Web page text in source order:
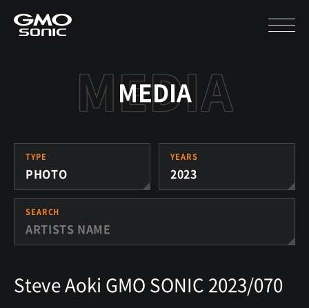
MEDIA
TYPE
PHOTO
YEARS
2023
SEARCH
Steve Aoki GMO SONIC 2023/070